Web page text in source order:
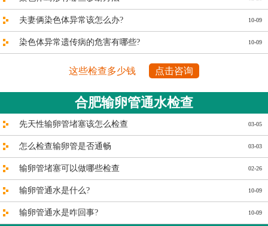
10-09
夫妻俩染色体异常该怎么办?
10-09
染色体异常遗传病的危害有哪些?
这些检查多少钱 点击咨询
合肥输卵管通水检查
03-05
先天性输卵管堵塞该怎么检查
03-03
怎么检查输卵管是否通畅
02-26
输卵管堵塞可以做哪些检查
10-09
输卵管通水是什么?
10-09
输卵管通水是咋回事?